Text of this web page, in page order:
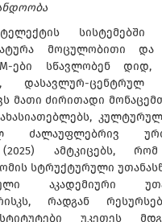
სისტემებში
მოცულობითი
ები სწავლობენ დიდ,
დასავლურ-ცენტრულ
მათი ძირითადი
(2025) ამტკიცებს,
სტრუქტურული
აკადემიური
რადგან
უკეთეს